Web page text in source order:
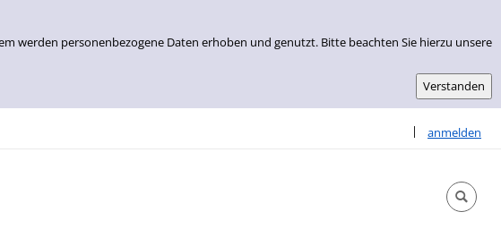
werden personenbezogene Daten erhoben und genutzt. Bitte beachten Sie hierzu unsere
| anmelden
Sprache